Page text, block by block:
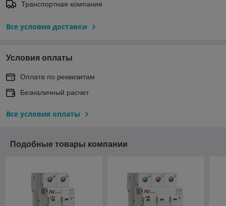
Транспортная компания
Все условия доставки
Условия оплаты
Оплата по реквизитам
Безналичный расчет
Все условия оплаты
Подобные товары компании